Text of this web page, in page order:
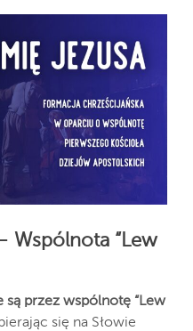
Wspólnota “Lew
są przez wspólnotę “Lew
się na Słowie